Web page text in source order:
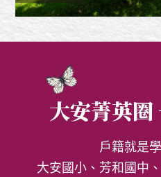
大安菁英圈
戶籍就是
大安國小、芳和國中